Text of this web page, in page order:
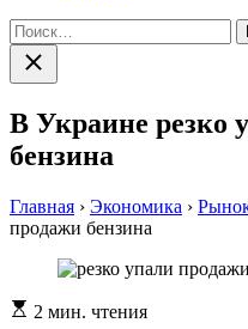
Найти:
Закрыть
поиск
В Украине резко
бензина
Главная › Экономика ›
продажи бензина
Расчетное
2 мин. чтения